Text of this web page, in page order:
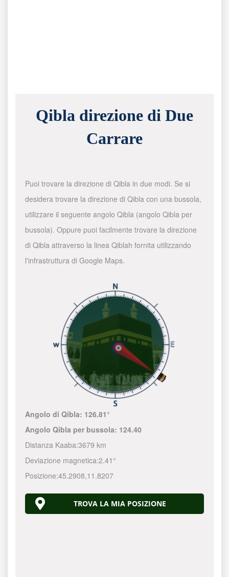
Qibla direzione di Due
Carrare
Puoi trovare la direzione di Qibla in due modi. Se si
desidera trovare la direzione di Qibla con una bussola,
utilizzare il seguente angolo Qibla (angolo Qibla per
bussola). Oppure puoi facilmente trovare la direzione
di Qibla attraverso la linea Qiblah fornita utilizzando
l'infrastruttura di Google Maps.
Angolo di Qibla: 126.81°
Angolo Qibla per bussola: 124.40
Distanza Kaaba:3679 km
Deviazione magnetica:2.41°
Posizione:45.2908,11.8207
TROVA LA MIA POSIZIONE